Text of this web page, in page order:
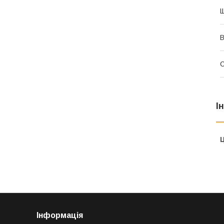
Інформація